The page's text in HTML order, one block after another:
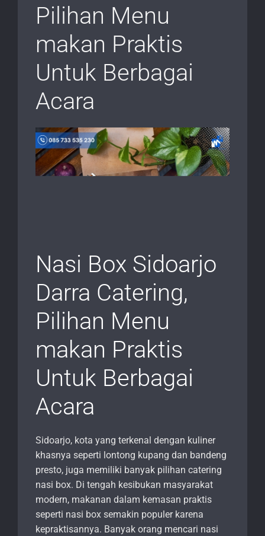
Pilihan Menu
makan Praktis
Untuk Berbagai
Acara
Nasi Box Sidoarjo
Darra Catering,
Pilihan Menu
makan Praktis
Untuk Berbagai
Acara
Sidoarjo, kota yang terkenal dengan kuliner
khasnya seperti lontong kupang dan bandeng
presto, juga memiliki banyak pilihan catering
nasi box. Di tengah kesibukan masyarakat
modern, makanan dalam kemasan praktis
seperti nasi box semakin populer karena
kepraktisannya. Banyak orang mencari nasi